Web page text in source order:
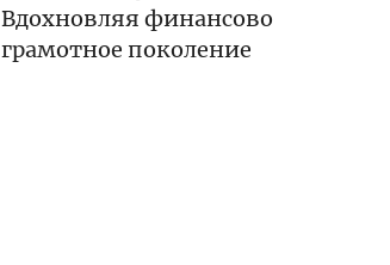
Вдохновляя финансово
грамотное поколение